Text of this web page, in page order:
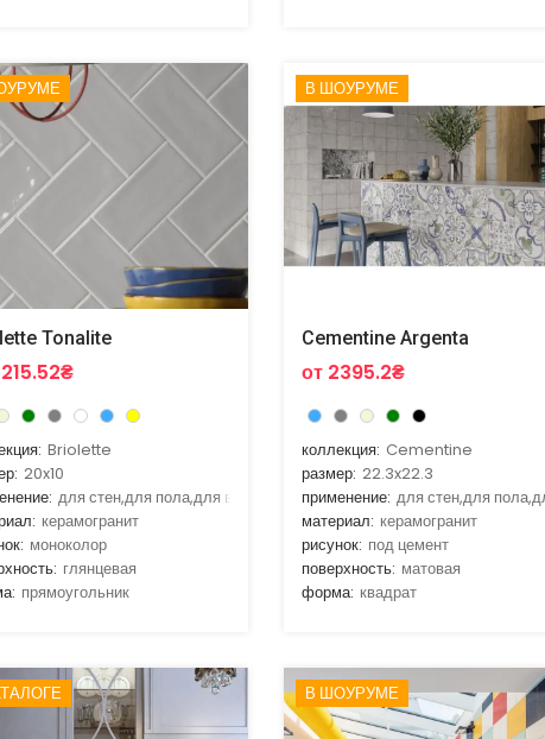
Tonalite
Briolette
20x10
для стен,для пола,для ванной,для гостиной,для кухни
керамогранит
моноколор
глянцевая
прямоугольник
В ШОУРУМЕ
Cementine Argenta
от 2395.2₴
коллекция: Cementine
размер: 22.3x22.3
применение: для стен,для
материал: керамогранит
рисунок: под цемент
поверхность: матовая
форма: квадрат
В ШОУРУМЕ